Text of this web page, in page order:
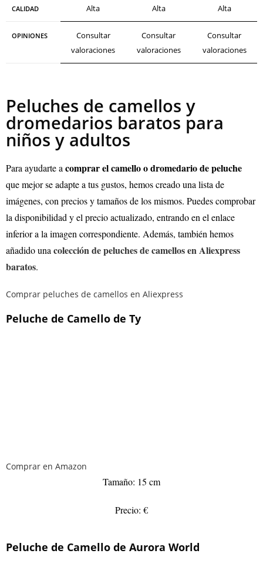
CALIDAD Alta Alta Alta
OPINIONES
Consultar
valoraciones
Consultar
valoraciones
Consultar
valoraciones
Peluches de camellos y
dromedarios baratos para
niños y adultos
Para ayudarte a comprar el camello o dromedario de peluche
que mejor se adapte a tus gustos, hemos creado una lista de
imágenes, con precios y tamaños de los mismos. Puedes comprobar
la disponibilidad y el precio actualizado, entrando en el enlace
inferior a la imagen correspondiente. Además, también hemos
añadido una colección de peluches de camellos en Aliexpress
baratos.
Comprar peluches de camellos en Aliexpress
Peluche de Camello de Ty
Comprar en Amazon
Tamaño: 15 cm
Precio: €
Peluche de Camello de Aurora World